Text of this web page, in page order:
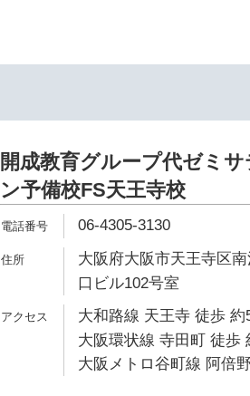
開成教育グループ代ゼミサ
ン予備校FS天王寺校
06-4305-3130
大阪府大阪市天王寺区
口ビル102号室
大和路線 天王寺 徒歩 約
大阪環状線 寺田町 徒歩
大阪メトロ谷町線 阿倍